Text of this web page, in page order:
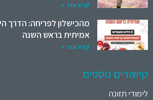
קרא עוד »
מהכישלון לפריחה: הדרך
אמיתית בראש השנה
קרא עוד »
קישורים נוספים
לימודי תזונה